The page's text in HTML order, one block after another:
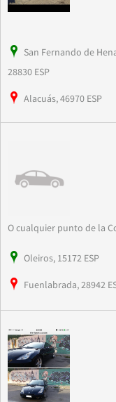
San Fernando de
28830 ESP
Alacuás, 46970 ESP
O cualquier punto de la
Oleiros, 15172 ESP
Fuenlabrada, 28942